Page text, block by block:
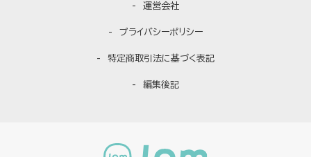
運営会社
プライバシーポリシー
特定商取引法に基づく表記
編集後記